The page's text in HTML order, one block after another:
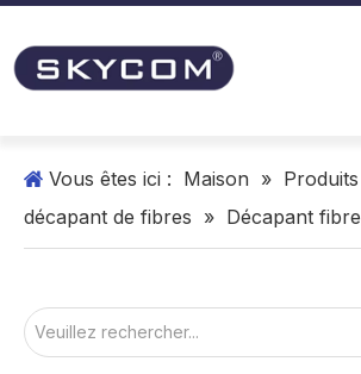
Vous êtes ici : Maison » Produits
décapant de fibres » Décapant fibre